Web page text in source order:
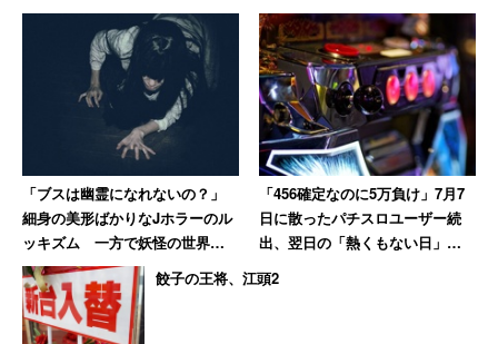
「ブスは幽霊になれないの？」
細身の美形ばかりなJホラーのル
ッキズム 一方で妖怪の世界で
は醜女が活躍しているぞ！
「456確定なのに5万負け」7月7
日に散ったパチスロユーザー続
出、翌日の「熱くもない日」に
餃子の王将、江頭2